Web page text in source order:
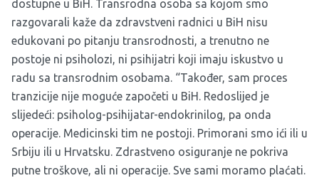
dostupne u BiH. Transrodna osoba sa kojom smo
razgovarali kaže da zdravstveni radnici u BiH nisu
edukovani po pitanju transrodnosti, a trenutno ne
postoje ni psiholozi, ni psihijatri koji imaju iskustvo u
radu sa transrodnim osobama. “Također, sam proces
tranzicije nije moguće započeti u BiH. Redoslijed je
slijedeći: psiholog-psihijatar-endokrinilog, pa onda
operacije. Medicinski tim ne postoji. Primorani smo ići ili u
Srbiju ili u Hrvatsku. Zdrastveno osiguranje ne pokriva
putne troškove, ali ni operacije. Sve sami moramo plaćati.